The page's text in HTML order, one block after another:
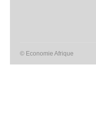
© Economie Afrique